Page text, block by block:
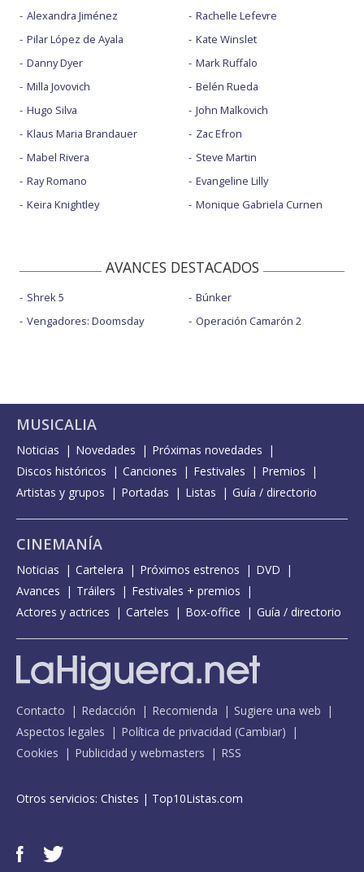
Alexandra Jiménez
Pilar López de Ayala
Danny Dyer
Milla Jovovich
Hugo Silva
Klaus Maria Brandauer
Mabel Rivera
Ray Romano
Keira Knightley
Rachelle Lefevre
Kate Winslet
Mark Ruffalo
Belén Rueda
John Malkovich
Zac Efron
Steve Martin
Evangeline Lilly
Monique Gabriela Curnen
AVANCES DESTACADOS
Shrek 5
Vengadores: Doomsday
Búnker
Operación Camarón 2
MUSICALIA
Noticias Novedades
Próximas novedades
Discos históricos
Canciones Festivales
Premios
Artistas y grupos
Portadas Listas Guía / directorio
CINEMANÍA
Noticias Cartelera Próximos estrenos
DVD
Avances
Tráilers
Festivales + premios
Actores y actrices
Carteles Box-office Guía / directorio
Contacto Redacción Recomienda
Sugiere una web
Aspectos legales
Política de privacidad (Cambiar)
Cookies
Publicidad y webmasters RSS
Otros servicios: Chistes | Top10Listas.com